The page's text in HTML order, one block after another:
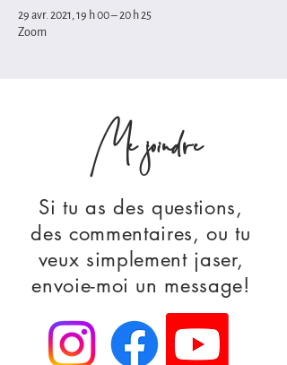
29 avr. 2021, 19 h 00 – 20 h 25
Zoom
Me joindre
Si tu as des questions,
des commentaires, ou tu
veux simplement jaser,
envoie-moi un message!